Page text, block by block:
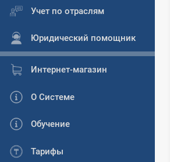
Учет по отраслям
Юридический помощник
Интернет-магазин
О Системе
Обучение
Тарифы